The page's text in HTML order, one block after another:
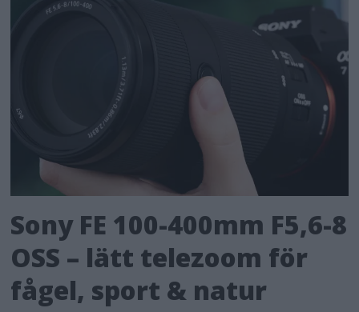
Sony FE 100-400mm F5,6-8
OSS – lätt telezoom för
fågel, sport & natur